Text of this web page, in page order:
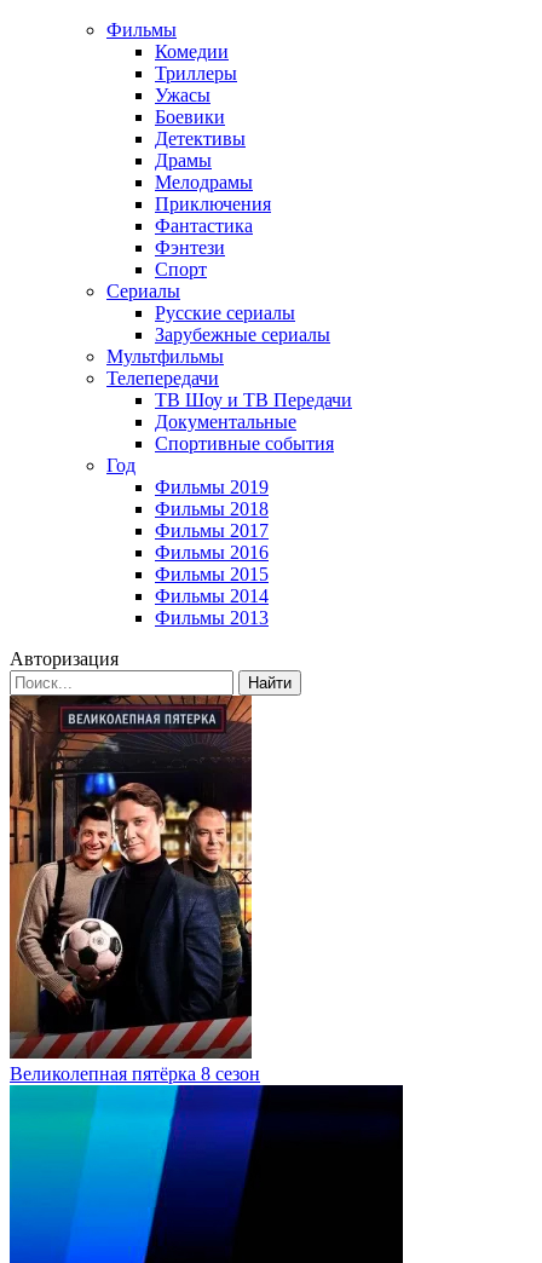
Фильмы
Комедии
Триллеры
Ужасы
Боевики
Детективы
Драмы
Мелодрамы
Приключения
Фантастика
Фэнтези
Спорт
Сериалы
Русские сериалы
Зарубежные сериалы
Мультфильмы
Телепередачи
ТВ Шоу и ТВ Передачи
Документальные
Спортивные события
Год
Фильмы 2019
Фильмы 2018
Фильмы 2017
Фильмы 2016
Фильмы 2015
Фильмы 2014
Фильмы 2013
Авторизация
Найти
Великолепная пятёрка 8 сезон